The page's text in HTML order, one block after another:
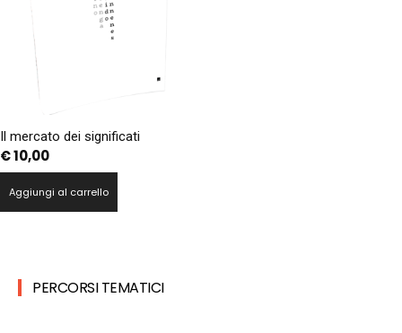
Il mercato dei significati
€10,00
Aggiungi al carrello
PERCORSI TEMATICI